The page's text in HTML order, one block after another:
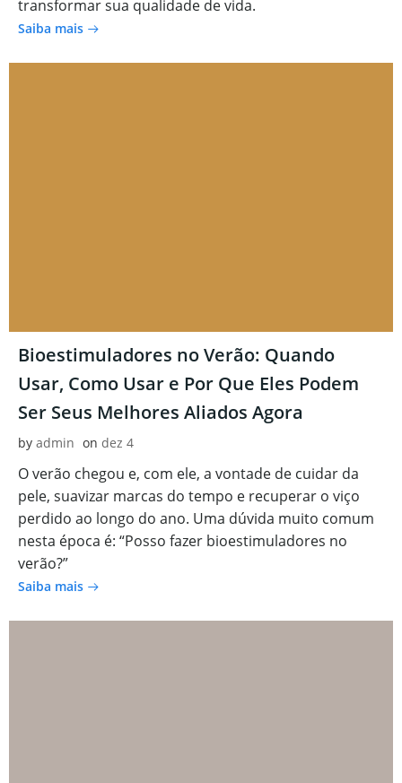
transformar sua qualidade de vida.
Saiba mais
Bioestimuladores no Verão: Quando
Usar, Como Usar e Por Que Eles Podem
Ser Seus Melhores Aliados Agora
by admin on dez 4
O verão chegou e, com ele, a vontade de cuidar da
pele, suavizar marcas do tempo e recuperar o viço
perdido ao longo do ano. Uma dúvida muito comum
nesta época é: “Posso fazer bioestimuladores no
verão?”
Saiba mais